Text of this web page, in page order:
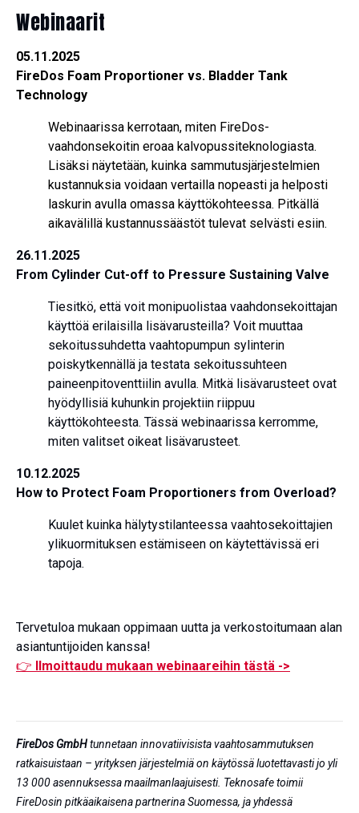
Webinaarit
05.11.2025
FireDos Foam Proportioner vs. Bladder Tank
Technology
Webinaarissa kerrotaan, miten FireDos-
vaahdonsekoitin eroaa kalvopussiteknologiasta.
Lisäksi näytetään, kuinka sammutusjärjestelmien
kustannuksia voidaan vertailla nopeasti ja helposti
laskurin avulla omassa käyttökohteessa. Pitkällä
aikavälillä kustannussäästöt tulevat selvästi esiin.
26.11.2025
From Cylinder Cut-off to Pressure Sustaining Valve
Tiesitkö, että voit monipuolistaa vaahdonsekoittajan
käyttöä erilaisilla lisävarusteilla? Voit muuttaa
sekoitussuhdetta vaahtopumpun sylinterin
poiskytkennällä ja testata sekoitussuhteen
paineenpitoventtiilin avulla. Mitkä lisävarusteet ovat
hyödyllisiä kuhunkin projektiin riippuu
käyttökohteesta. Tässä webinaarissa kerromme,
miten valitset oikeat lisävarusteet.
10.12.2025
How to Protect Foam Proportioners from Overload?
Kuulet kuinka hälytystilanteessa vaahtosekoittajien
ylikuormituksen estämiseen on käytettävissä eri
tapoja.
Tervetuloa mukaan oppimaan uutta ja verkostoitumaan alan
asiantuntijoiden kanssa!
👉 Ilmoittaudu mukaan webinaareihin tästä ->
FireDos GmbHtunnetaan innovatiivisista vaahtosammutuksen
ratkaisuistaan – yrityksen järjestelmiä on käytössä luotettavasti jo yli
13 000 asennuksessa maailmanlaajuisesti. Teknosafe toimii
FireDosin pitkäaikaisena partnerina Suomessa, ja yhdessä